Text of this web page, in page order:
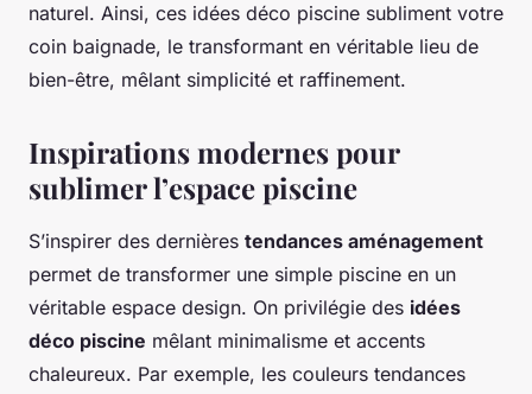
naturel. Ainsi, ces idées déco piscine subliment votre
coin baignade, le transformant en véritable lieu de
bien-être, mêlant simplicité et raffinement.
Inspirations modernes pour
sublimer l’espace piscine
S’inspirer des dernières tendances aménagement
permet de transformer une simple piscine en un
véritable espace design. On privilégie des idées
déco piscine mêlant minimalisme et accents
chaleureux. Par exemple, les couleurs tendances